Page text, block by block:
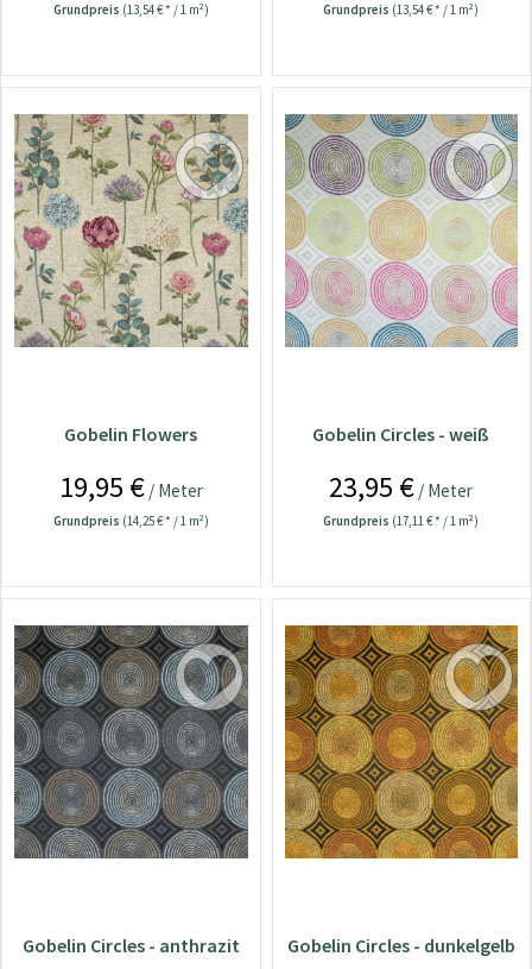
Grundpreis (13,54 € * / 1 m²) Grundpreis (13,54 € * / 1 m²)
Gobelin Flowers
19,95 €/ Meter
Grundpreis (14,25 € * / 1 m²)
Gobelin Circles - weiß
23,95 € / Meter
Grundpreis (17,11 € * / 1 m²)
Gobelin Circles - anthrazit Gobelin Circles - dunkelgelb